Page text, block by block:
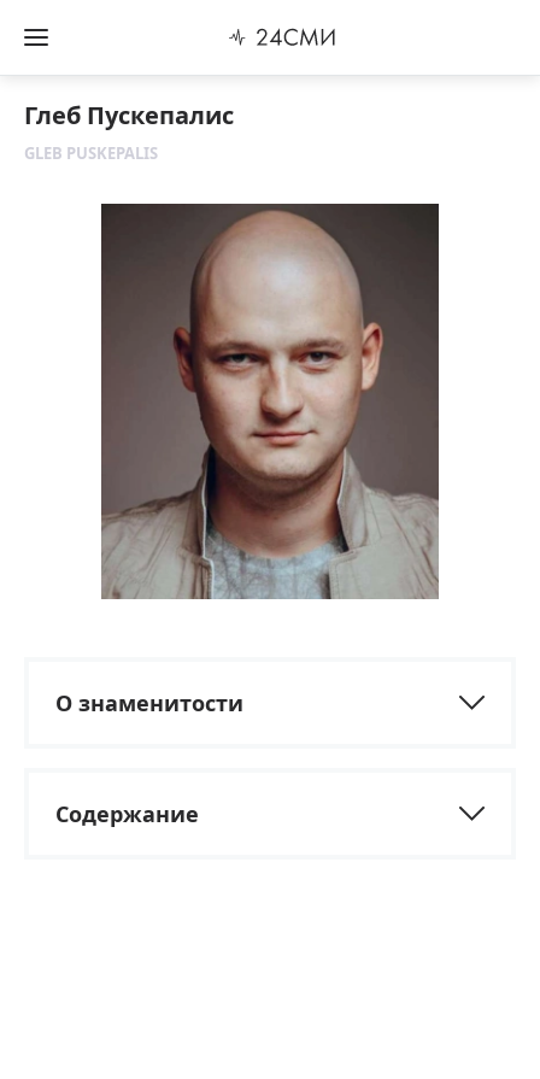
Глеб Пускепалис
GLEB PUSKEPALIS
О знаменитости
Содержание